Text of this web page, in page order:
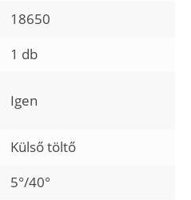
18650
1 db
Igen
Külső töltő
5°/40°